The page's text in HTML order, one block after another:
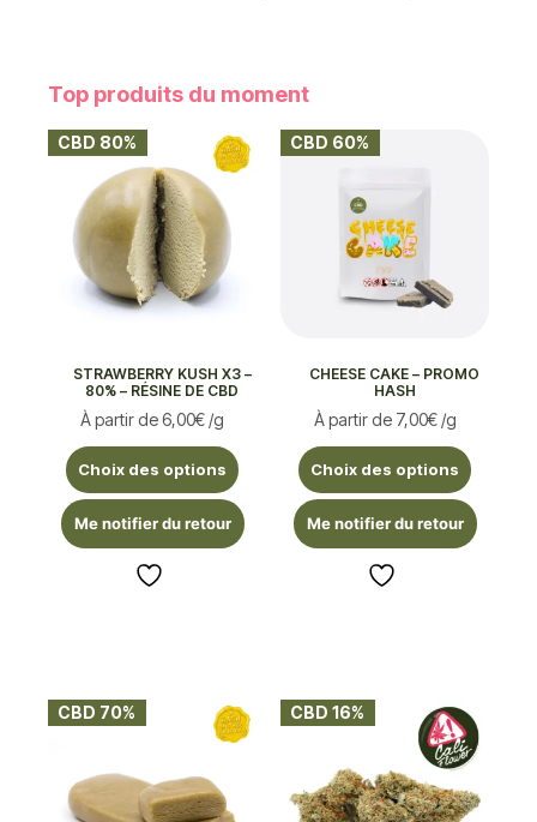
Top produits du moment
CBD 80%
STRAWBERRY KUSH X3 –
80% – RÉSINE DE CBD
À partir de6,00€ /g
Choix des options
Me notifier du retour
CBD 60%
CHEESE CAKE – PROMO
HASH
À partir de 7,00€ /g
Choix des options
Me notifier du retour
CBD 70% CBD 16%